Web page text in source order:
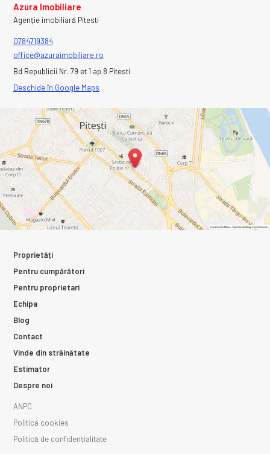
Azura Imobiliare
Agenție imobiliară Pitesti
0784719384
office@azuraimobiliare.ro
Bd Republicii Nr. 79 et 1 ap 8 Pitesti
Deschide în Google Maps
Proprietăți
Pentru cumpărători
Pentru proprietari
Echipa
Blog
Contact
Vinde din străinătate
Estimator
Despre noi
ANPC
Politică cookies
Politică de confidențialitate